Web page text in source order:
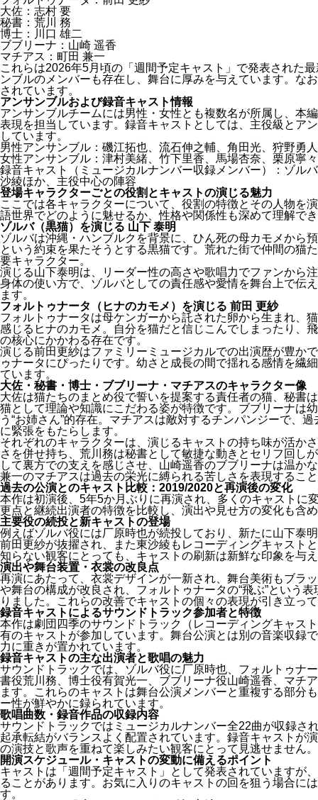
大佐：志村 要
秘書：荒川 務
博士：川口 雄二
ブブリーナ：山崎 遥香
マチアス：町田 兼一
これらは2026年5月頃の「週間予定キャスト」で発表された
ンブルのメンバーも存在し、舞台に厚みを与えています。な
されています。
アンサンブルおよび録音キャスト情報
アンサンブルチームには男性・女性とも複数名が所属し、本
表現を担当しています。録音キャストとしては、主役級とア
しています。
男性アンサンブル：磯江拓也、流石伸之輔、角田光、狩野勇
女性アンサンブル：津村美緒、竹下里香、馬場杏奈、栗原寧
録音キャスト（ミュージカルナンバー収録メンバー）：ゾル
沙綾ほか、主役中心の陣容
登場キャラクターごとの役割とキャストの演じる魅力
ここでは各キャラクターについて、役割の特徴とその人物を
語世界でどのように魅せるか、性格や関係性も深めて理解で
ゾルバ（黒猫）を演じる 山下 泰明
ゾルバは沖縄・ハンブルクを背景に、ひん死の母カモメから
という約束を果たそうとする黒猫です。荒れた街で仲間の猫
要キャラクター。
演じる山下泰明は、リーダー性の高さや歌唱力でファンから
身体の使い方で、ゾルバとしての責任感や愛情を舞台上で伝
ます。
フォルトゥナータ（ヒナのカモメ）を演じる 前田 更紗
フォルトゥナータは母ケンガーから託された卵から生まれ、
感じるヒナのカモメ。自分を猫だと信じこんでしまったり、
の核心にかかわる存在です。
演じる前田更紗はファミリーミュージカルでの出演歴が豊か
ゥナータにぴったりです。幼さと成長の間で揺れる感情を繊
ています。
大佐・秘書・博士・ブブリーナ・マチアスのキャラクター像
大佐は猫たちのまとめ役で誓いを提案する責任者の猫、秘書
猫として理論や知識にこだわる姿が特徴です。ブブリーナは
う“お姉さん”的存在。マチアスは敵対するチンパンジーで、
に緊張をもたらします。
それぞれのキャラクターは、演じるキャストの持ち味が活か
さを併せ持ち、荒川務は秘書として敏捷な動きとセリフ回し
して裏方での支えを感じさせ、山崎遥香のブブリーナは温か
兼一のマチアスは過去の栄光に縛られる苦しさを表現するこ
過去の公演とのキャスト比較：2019/2020と再演後の変化
本作は初演後、5年5か月ぶりに再演され、多くのキャストに
更点と継続出演者の特徴を比較し、演出や見せ方の変化も含
主要役の続投と新キャストの登場
例えばゾルバ役には厂原時也が続投しており、新たに山下泰
前田更紗が抜擢され、また東沙綾もレコーディングキャスト
知らない観客にとっても、キャストの刷新は新鮮な印象を与
演出や舞台装置・衣裳の改良点
再演にあたって、衣裳デザインが一新され、舞台美術もブラ
や舞台の構成が改良され、フォルトゥナータの“飛ぶ”という
りました。これらの改善でキャストの個々の表現が引き立っ
録音キャストによるサウンドトラック参加者と特徴
本作は劇団四季のサウンドトラック（レコーディングキャス
有のキャストが参加しています。舞台公演とは別の音楽収録
力に重きが置かれています。
録音キャストの主な出演者と歌唱の魅力
サウンドトラックでは、ゾルバ役に厂原時也、フォルトゥナ
書役荒川務、博士役有賀光一、ブブリーナ役山崎遥香、マチ
ます。これらのキャストは舞台公演メンバーと重複する部分
ー性が鮮やかに録られています。
歌唱曲数・録音作品の収録内容
サウンドトラックではミュージカルナンバー全22曲が収録さ
起承転結がバランスよく配置されています。録音キャストが
の演技と歌声を重ねて楽しみたい観客にとって見逃せません。
開演スケジュール・キャストの変動に備えるポイント
キャストは「週間予定キャスト」として発表されていますが
ることがあります。お気に入りのキャストの回を狙う場合に
す。